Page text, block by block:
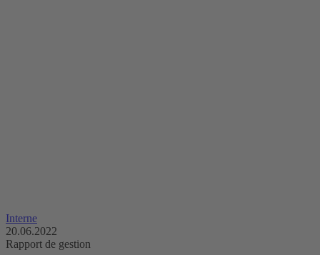
Interne
20.06.2022
Rapport de gestion